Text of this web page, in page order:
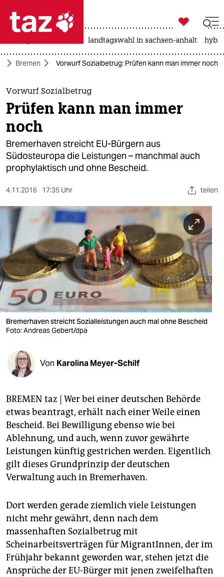
 taz zahl ich
taz zahl ich
themen
politik
öko
gesellschaft
sport
berlin
nord
wahrheit
verlag
verlag
veranstaltungen
shop
fragen & hilfe
unterstützen
abo
genossenschaft
epaper login

taz zahl ich
landtagswahl in sachsen-anhalt
Bremen Vorwurf Sozialbetrug: Prüfen kann man immer noch
Vorwurf Sozialbetrug
Prüfen kann man immer
noch
Bremerhaven streicht EU-Bürgern aus
Südosteuropa die Leistungen – manchmal auch
prophylaktisch und ohne Bescheid.
4.11.2016 17:35 Uhr teilen
Bremerhaven streicht Sozialleistungen auch mal ohne Bescheid
Foto: Andreas Gebert/dpa
Von Karolina Meyer-Schilf
BREMEN taz | Wer bei einer deutschen Behörde
etwas beantragt, erhält nach einer Weile einen
Bescheid. Bei Bewilligung ebenso wie bei
Ablehnung, und auch, wenn zuvor gewährte
Leistungen künftig gestrichen werden. Eigentlich
gilt dieses Grundprinzip der deutschen
Verwaltung auch in Bremerhaven.
Dort werden gerade ziemlich viele Leistungen
nicht mehr gewährt, denn nach dem
massenhaften Sozialbetrug mit
Scheinarbeitsverträgen für MigrantInnen, der im
Frühjahr bekannt geworden war, stehen jetzt die
Ansprüche der EU-Bürger mit jenen zweifelhaften